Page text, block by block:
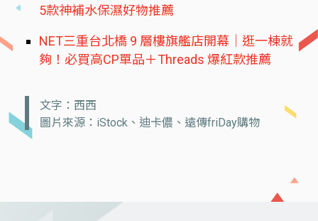
5款神補水保濕好物推薦
NET三重台北橋 9 層樓旗艦店開幕｜逛一棟就
夠！必買高CP單品＋Threads 爆紅款推薦
文字：西西
圖片來源：iStock、迪卡儂、遠傳friDay購物